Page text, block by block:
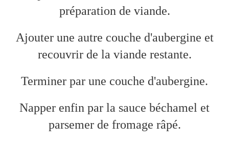
préparation de viande.
Ajouter une autre couche d'aubergine et
recouvrir de la viande restante.
Terminer par une couche d'aubergine.
Napper enfin par la sauce béchamel et
parsemer de fromage râpé.